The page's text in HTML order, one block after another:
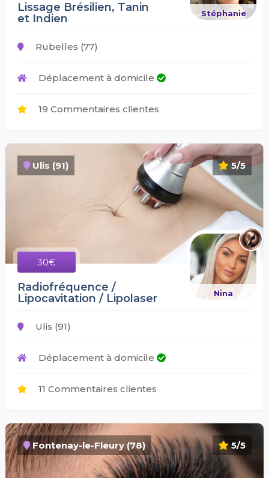
Stéphanie
Lissage Brésilien, Tanin
et Indien
Rubelles (77)
Déplacement à domicile
19 Commentaires clientes
5/5
Ulis (91)
30€
Nina
Radiofréquence /
Lipocavitation / Lipolaser
Ulis (91)
Déplacement à domicile
11 Commentaires clientes
5/5
Fontenay-le-Fleury (78)